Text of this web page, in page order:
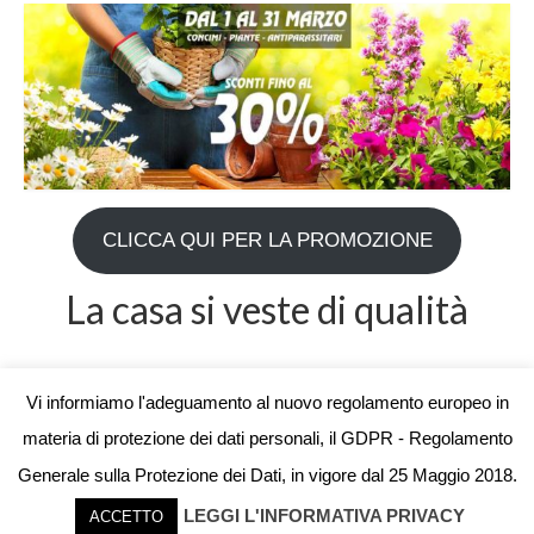
CLICCA QUI PER LA PROMOZIONE
La casa si veste di qualità
© 2026 Living Il fai da te - realizzato da underover comunicazione
Vi informiamo l'adeguamento al nuovo regolamento europeo in
materia di protezione dei dati personali, il GDPR - Regolamento
Generale sulla Protezione dei Dati, in vigore dal 25 Maggio 2018.
ACCETTO LEGGI L'INFORMATIVA PRIVACY